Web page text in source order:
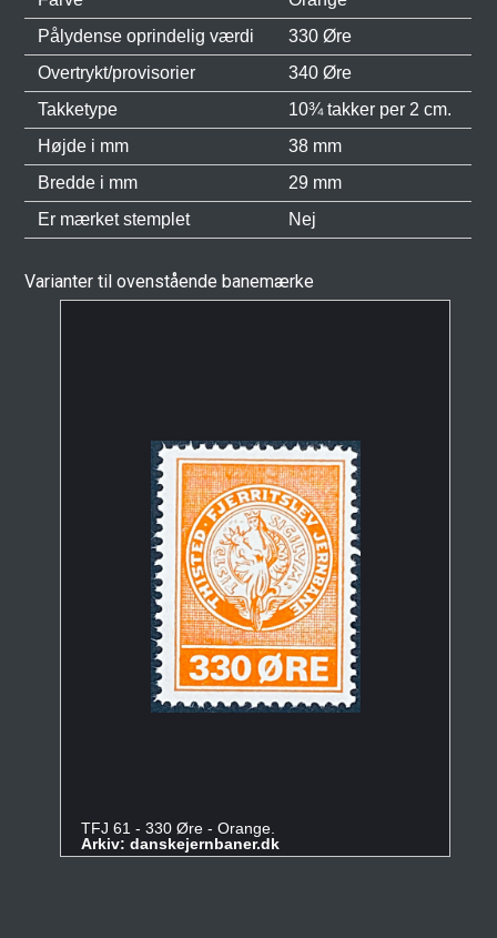
Pålydense oprindelig værdi
330 Øre
Overtrykt/provisorier
340 Øre
Takketype
10¾ takker per 2 cm.
Højde i mm
38 mm
Bredde i mm
29 mm
Er mærket stemplet
Nej
Varianter til ovenstående banemærke
TFJ 61 - 330 Øre - Orange.
Arkiv: danskejernbaner.dk